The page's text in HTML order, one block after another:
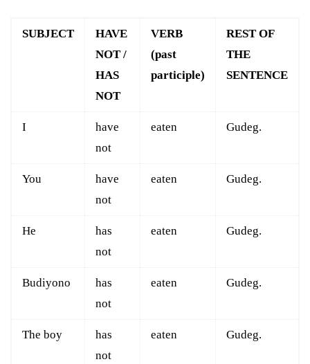
SUBJECT
HAVE
NOT /
HAS
NOT
VERB
(past
participle)
REST OF
THE
SENTENCE
I
have
not
eaten Gudeg.
You
have
not
eaten Gudeg.
He
has
not
eaten Gudeg.
Budiyono
has
not
eaten Gudeg.
The boy
has
not
eaten Gudeg.